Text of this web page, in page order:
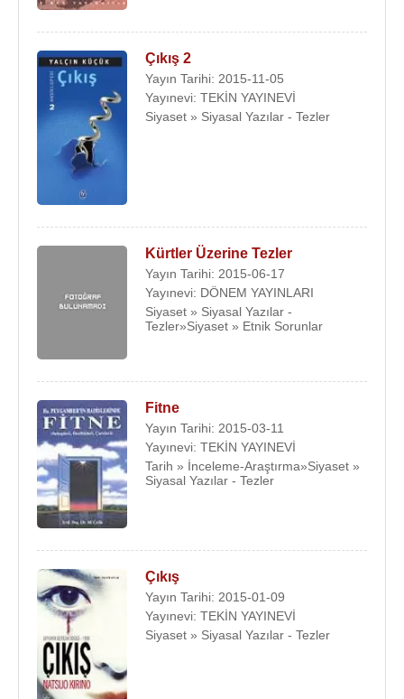
Çıkış 2
Yayın Tarihi: 2015-11-05
Yayınevi: TEKİN YAYINEVİ
Siyaset » Siyasal Yazılar - Tezler
Kürtler Üzerine Tezler
Yayın Tarihi: 2015-06-17
Yayınevi: DÖNEM YAYINLARI
Siyaset » Siyasal Yazılar -
Tezler»Siyaset » Etnik Sorunlar
Fitne
Yayın Tarihi: 2015-03-11
Yayınevi: TEKİN YAYINEVİ
Tarih » İnceleme-Araştırma»Siyaset »
Siyasal Yazılar - Tezler
Çıkış
Yayın Tarihi: 2015-01-09
Yayınevi: TEKİN YAYINEVİ
Siyaset » Siyasal Yazılar - Tezler